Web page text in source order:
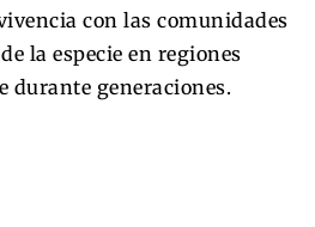
con las comunidades
la especie en regiones
durante generaciones.